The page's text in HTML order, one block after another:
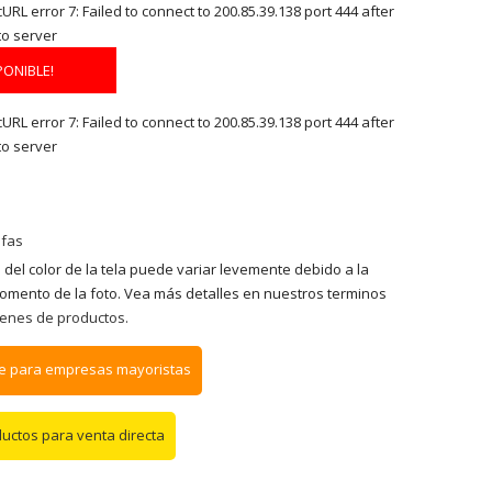
error 7: Failed to connect to 200.85.39.138 port 444 after
server
error 7: Failed to connect to 200.85.39.138 port 444 after
server
color de la tela puede variar levemente debido a la
de la foto. Vea más detalles en nuestros terminos
de productos.
para empresas mayoristas
para venta directa